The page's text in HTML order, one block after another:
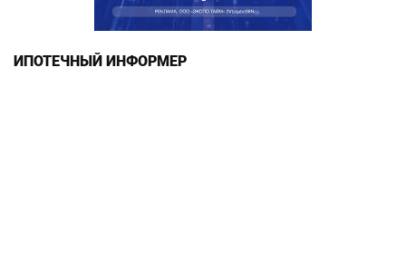
ИПОТЕЧНЫЙ ИНФОРМЕР